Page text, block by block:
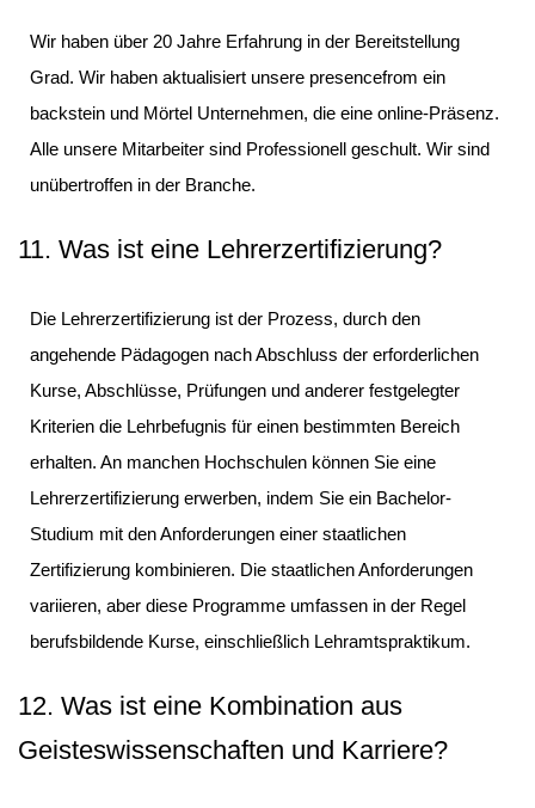
Wir haben über 20 Jahre Erfahrung in der Bereitstellung
Grad. Wir haben aktualisiert unsere presencefrom ein
backstein und Mörtel Unternehmen, die eine online-Präsenz.
Alle unsere Mitarbeiter sind Professionell geschult. Wir sind
unübertroffen in der Branche.
11. Was ist eine Lehrerzertifizierung?
Die Lehrerzertifizierung ist der Prozess, durch den
angehende Pädagogen nach Abschluss der erforderlichen
Kurse, Abschlüsse, Prüfungen und anderer festgelegter
Kriterien die Lehrbefugnis für einen bestimmten Bereich
erhalten. An manchen Hochschulen können Sie eine
Lehrerzertifizierung erwerben, indem Sie ein Bachelor-
Studium mit den Anforderungen einer staatlichen
Zertifizierung kombinieren. Die staatlichen Anforderungen
variieren, aber diese Programme umfassen in der Regel
berufsbildende Kurse, einschließlich Lehramtspraktikum.
12. Was ist eine Kombination aus
Geisteswissenschaften und Karriere?